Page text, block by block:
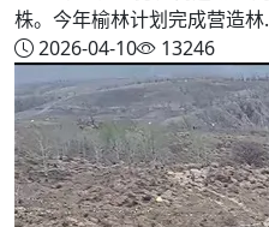
株。今年榆林计划完成营造林
2026-04-10
13246